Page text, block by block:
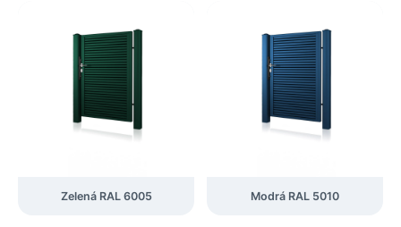
Zelená RAL 6005 Modrá RAL 5010